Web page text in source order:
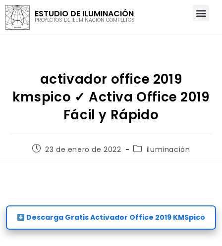
ESTUDIO DE ILUMINACIÓN
PROYECTOS DE ILUMINACIÓN COMPLETOS
activador office 2019
kmspico ✓ Activa Office 2019
Fácil y Rápido
23 de enero de 2022 iluminación
Descarga Gratis Activador Office 2019 KMSpico